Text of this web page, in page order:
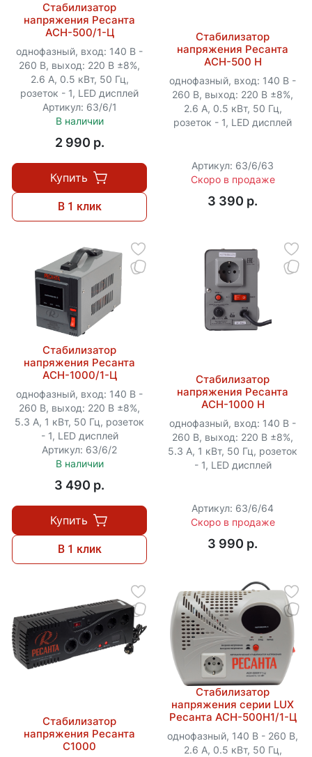
Стабилизатор
напряжения Ресанта
АСН-500/1-Ц
однофазный, вход: 140 В -
260 В, выход: 220 В ±8%,
2.6 А, 0.5 кВт, 50 Гц,
розеток - 1, LED дисплей
Артикул: 63/6/1
В наличии
2 990 p.
Купить
В 1 клик
Стабилизатор
напряжения Ресанта
АСН-500 Н
однофазный, вход: 140 В -
260 В, выход: 220 В ±8%,
2.6 А, 0.5 кВт, 50 Гц,
розеток - 1, LED дисплей
Артикул: 63/6/63
Скоро в продаже
3 390 p.
Стабилизатор
напряжения Ресанта
АСН-1000/1-Ц
однофазный, вход: 140 В -
260 В, выход: 220 В ±8%,
5.3 А, 1 кВт, 50 Гц, розеток
- 1, LED дисплей
Артикул: 63/6/2
В наличии
3 490 p.
Купить
В 1 клик
Стабилизатор
напряжения Ресанта
АСН-1000 Н
однофазный, вход: 140 В -
260 В, выход: 220 В ±8%,
5.3 А, 1 кВт, 50 Гц, розеток
- 1, LED дисплей
Артикул: 63/6/64
Скоро в продаже
3 990 p.
Стабилизатор
напряжения Ресанта
С1000
Стабилизатор
напряжения серии LUX
Ресанта АСН-500Н1/1-Ц
однофазный, 140 В - 260 В,
2.6 А, 0.5 кВт, 50 Гц,